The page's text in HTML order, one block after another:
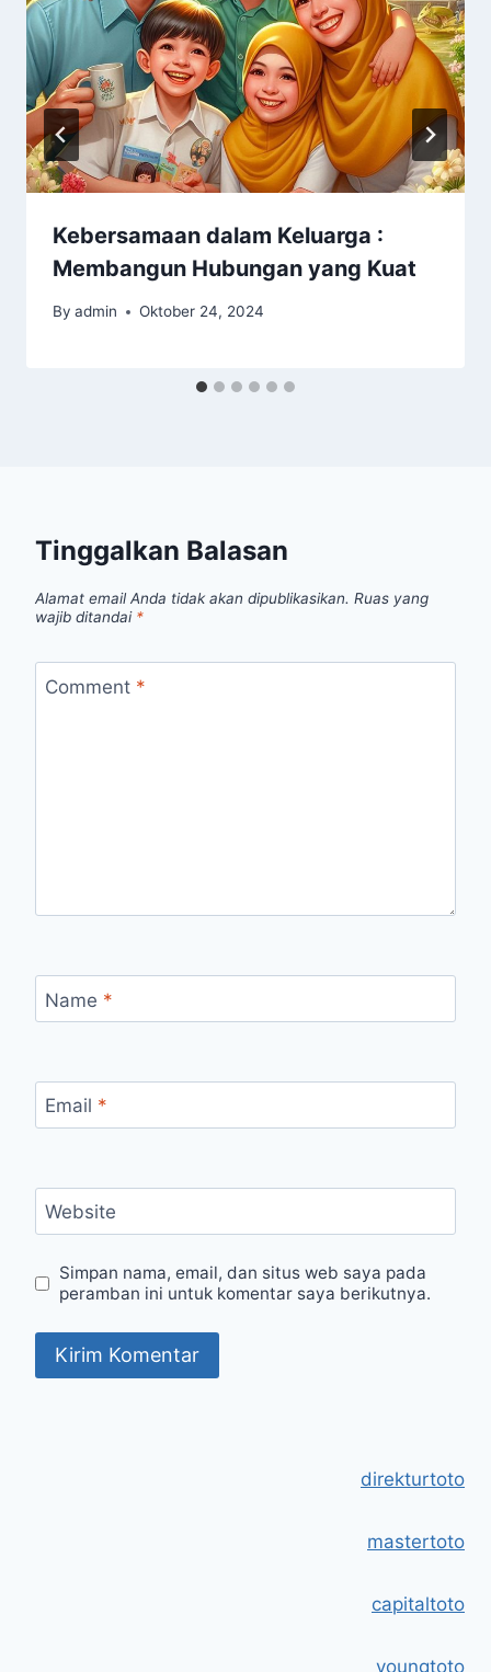
Kebersamaan dalam Keluarga :
Membangun Hubungan yang Kuat
By admin Oktober 24, 2024
Tinggalkan Balasan
Alamat email Anda tidak akan dipublikasikan. Ruas yang
wajib ditandai *
Comment *
Name *
Email *
Website
Simpan nama, email, dan situs web saya pada
peramban ini untuk komentar saya berikutnya.
direkturtoto
mastertoto
capitaltoto
youngtoto